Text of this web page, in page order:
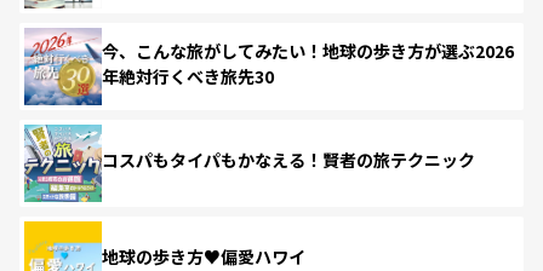
今、こんな旅がしてみたい！地球の歩き方が選ぶ2026
年絶対行くべき旅先30
コスパもタイパもかなえる！賢者の旅テクニック
地球の歩き方♥偏愛ハワイ